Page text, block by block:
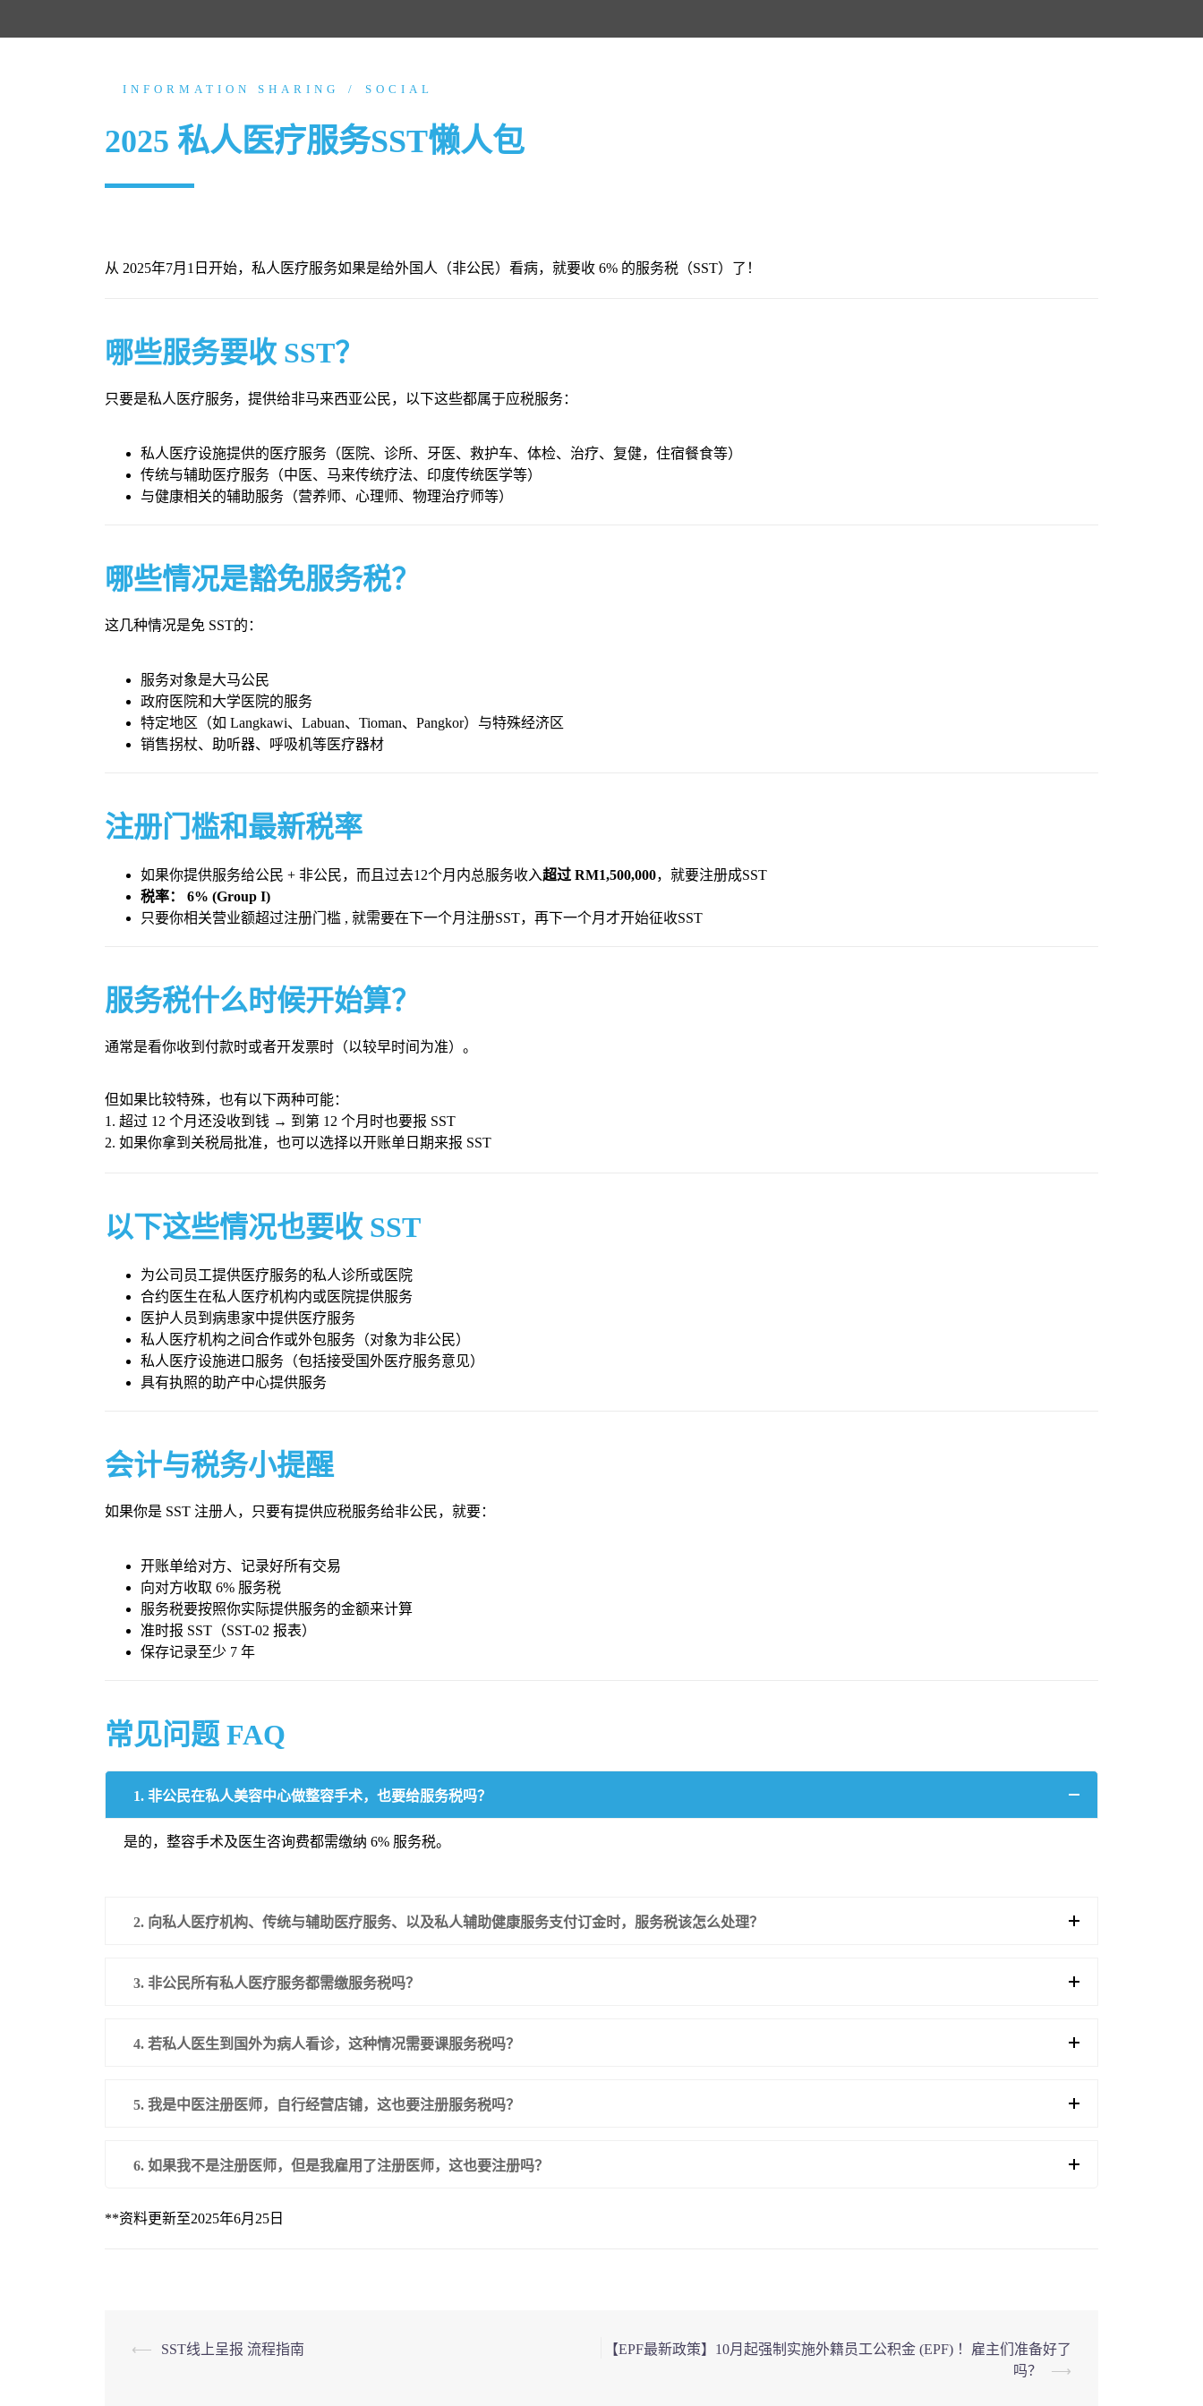
INFORMATION SHARING SOCIAL
2025 私人医疗服务SST懒人包
从 2025年7月1日开始，私人医疗服务如果是给外国人（非公民）看病，就要收 6% 的服务税（SST）了！
哪些服务要收 SST？
只要是私人医疗服务，提供给非马来西亚公民，以下这些都属于应税服务：
私人医疗设施提供的医疗服务（医院、诊所、牙医、救护车、体检、治疗、复健，住宿餐食等）
传统与辅助医疗服务（中医、马来传统疗法、印度传统医学等）
与健康相关的辅助服务（营养师、心理师、物理治疗师等）
哪些情况是豁免服务税？
这几种情况是免 SST的：
服务对象是大马公民
政府医院和大学医院的服务
特定地区（如 Langkawi、Labuan、Tioman、Pangkor）与特殊经济区
销售拐杖、助听器、呼吸机等医疗器材
注册门槛和最新税率
如果你提供服务给公民 + 非公民，而且过去12个月内总服务收入超过 RM1,500,000，就要注册成SST
税率： 6% (Group I)
只要你相关营业额超过注册门槛 , 就需要在下一个月注册SST，再下一个月才开始征收SST
服务税什么时候开始算？
通常是看你收到付款时或者开发票时（以较早时间为准）。
但如果比较特殊，也有以下两种可能：
1. 超过 12 个月还没收到钱 → 到第 12 个月时也要报 SST
2. 如果你拿到关税局批准，也可以选择以开账单日期来报 SST
以下这些情况也要收 SST
为公司员工提供医疗服务的私人诊所或医院
合约医生在私人医疗机构内或医院提供服务
医护人员到病患家中提供医疗服务
私人医疗机构之间合作或外包服务（对象为非公民）
私人医疗设施进口服务（包括接受国外医疗服务意见）
具有执照的助产中心提供服务
会计与税务小提醒
如果你是 SST 注册人，只要有提供应税服务给非公民，就要：
开账单给对方、记录好所有交易
向对方收取 6% 服务税
服务税要按照你实际提供服务的金额来计算
准时报 SST（SST-02 报表）
保存记录至少 7 年
常见问题 FAQ
1. 非公民在私人美容中心做整容手术，也要给服务税吗？
是的，整容手术及医生咨询费都需缴纳 6% 服务税。
2. 向私人医疗机构、传统与辅助医疗服务、以及私人辅助健康服务支付订金时，服务税该怎么处理？
3. 非公民所有私人医疗服务都需缴服务税吗？
4. 若私人医生到国外为病人看诊，这种情况需要课服务税吗？
5. 我是中医注册医师，自行经营店铺，这也要注册服务税吗？
6. 如果我不是注册医师，但是我雇用了注册医师，这也要注册吗？
**资料更新至2025年6月25日
Post
⟵ SST线上呈报 流程指南
【EPF最新政策】10月起强制实施外籍员工公积金 (EPF) ！雇主们准备好了
吗？
⟶